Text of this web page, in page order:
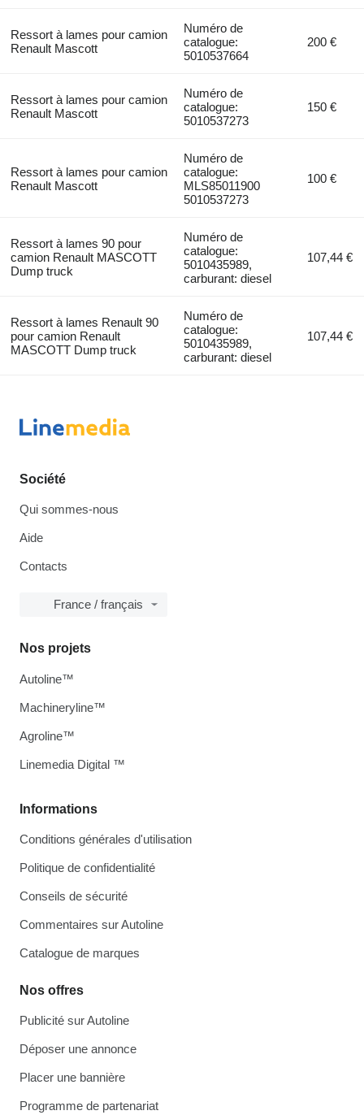
Ressort à lames pour camion
Renault Mascott
Numéro de
catalogue:
5010537664
200 €
Ressort à lames pour camion
Renault Mascott
Numéro de
catalogue:
5010537273
150 €
Ressort à lames pour camion
Renault Mascott
Numéro de
catalogue:
MLS85011900
5010537273
100 €
Ressort à lames 90 pour
camion Renault MASCOTT
Dump truck
Numéro de
catalogue:
5010435989,
carburant: diesel
107,44 €
Ressort à lames Renault 90
pour camion Renault
MASCOTT Dump truck
Numéro de
catalogue:
5010435989,
carburant: diesel
107,44 €
Société
Qui sommes-nous
Aide
Contacts
France / français
Informations
Conditions générales d'utilisation
Politique de confidentialité
Conseils de sécurité
Commentaires sur Autoline
Catalogue de marques
Nos offres
Publicité sur Autoline
Déposer une annonce
Placer une bannière
Programme de partenariat
Nos projets
Autoline™
Machineryline™
Agroline™
Linemedia Digital ™